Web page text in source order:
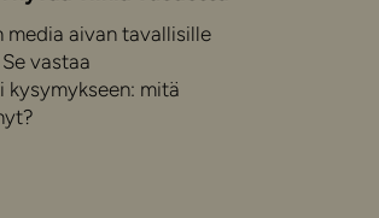
media aivan tavallisille
vastaa
kysymykseen: mitä